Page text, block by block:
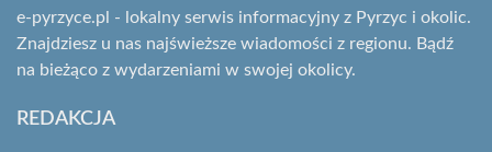
e-pyrzyce.pl - lokalny serwis informacyjny z Pyrzyc i okolic.
Znajdziesz u nas najświeższe wiadomości z regionu. Bądź
na bieżąco z wydarzeniami w swojej okolicy.
REDAKCJA